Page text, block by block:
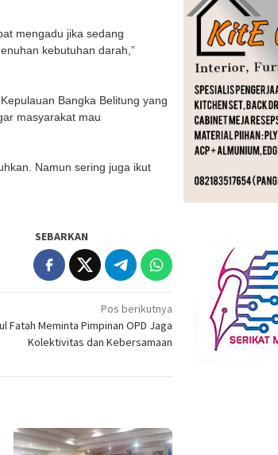
mengadu jika sedang
kebutuhan darah,”
Bangka Belitung yang
masyarakat mau
Namun sering juga ikut
SEBARKAN
Pos berikutnya
Fatah Meminta Pimpinan OPD Jaga
Kolektivitas dan Kebersamaan